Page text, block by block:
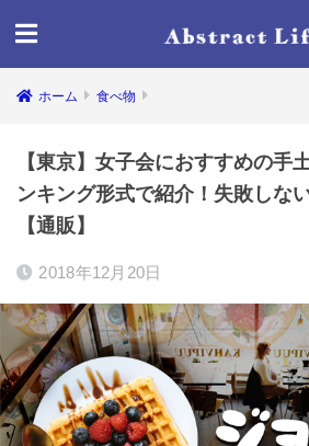
ホーム 食べ物
【東京】女子会におすすめの手
ンキング形式で紹介！失敗しな
【通販】
2018年12月20日